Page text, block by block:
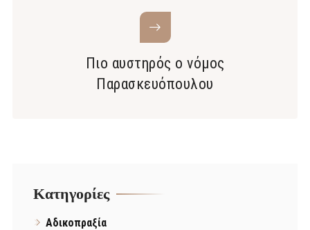
Πιο αυστηρός ο νόμος
Παρασκευόπουλου
Kατηγορίες
Αδικοπραξία